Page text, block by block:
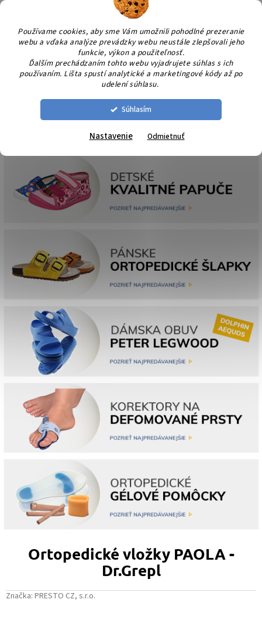
Používame cookies, aby sme Vám umožnili pohodlné prezeranie
webu a vďaka analýze prevádzky webu neustále zlepšovali jeho
funkcie, výkon a použiteľnosť.
Ďalším prechádzaním tohto webu vyjadrujete súhlas s ich
používaním. Lišta spustí analytické a marketingové kódy až po
udelení súhlasu.
Súhlasím
Nastavenie Odmietnuť
Prejsť
obsah
Ortopedické vložky PAOLA -
Dr.Grepl
Značka: PRESTO CZ, s.r.o.